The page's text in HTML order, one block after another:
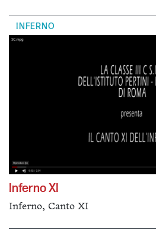
INFERNO
Inferno XI
Inferno, Canto XI